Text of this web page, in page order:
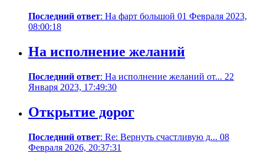
Последний ответ: На фарт большой 01 Февраля 2023,
08:00:18
На исполнение желаний
Последний ответ: На исполнение желаний от... 22
Января 2023, 17:49:30
Открытие дорог
Последний ответ: Re: Вернуть счастливую д... 08
Февраля 2026, 20:37:31